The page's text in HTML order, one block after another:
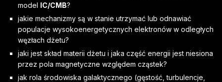
model IC/CMB?
jakie mechanizmy są w stanie utrzymać lub odnawiać
populacje wysokoenergetycznych elektronów w odległych
węzłach dżetu?
jaki jest skład materii dżetu i jaka część energii jest niesiona
przez pola magnetyczne względem cząstek?
jak rola środowiska galaktycznego (gęstość, turbulencje,